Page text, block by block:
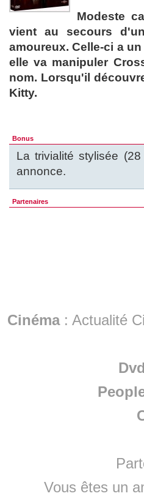
Modeste
vient au secours
amoureux. Celle-ci a
elle va manipuler
nom. Lorsqu'il
Kitty.
Bonus
La trivialité stylisée
annonce.
Partenaires
Cinéma: Actualité
Dvd
Vous êtes un